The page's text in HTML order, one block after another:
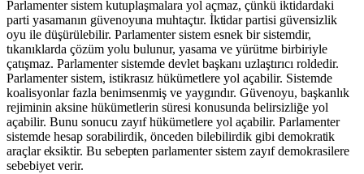
Parlamenter sistem kutuplaşmalara yol açmaz, çünkü iktidardaki
parti yasamanın güvenoyuna muhtaçtır. İktidar partisi güvensizlik
oyu ile düşürülebilir. Parlamenter sistem esnek bir sistemdir,
tıkanıklarda çözüm yolu bulunur, yasama ve yürütme birbiriyle
çatışmaz. Parlamenter sistemde devlet başkanı uzlaştırıcı roldedir.
Parlamenter sistem, istikrasız hükümetlere yol açabilir. Sistemde
koalisyonlar fazla benimsenmiş ve yaygındır. Güvenoyu, başkanlık
rejiminin aksine hükümetlerin süresi konusunda belirsizliğe yol
açabilir. Bunu sonucu zayıf hükümetlere yol açabilir. Parlamenter
sistemde hesap sorabilirdik, önceden bilebilirdik gibi demokratik
araçlar eksiktir. Bu sebepten parlamenter sistem zayıfdemokrasilere
sebebiyet verir.